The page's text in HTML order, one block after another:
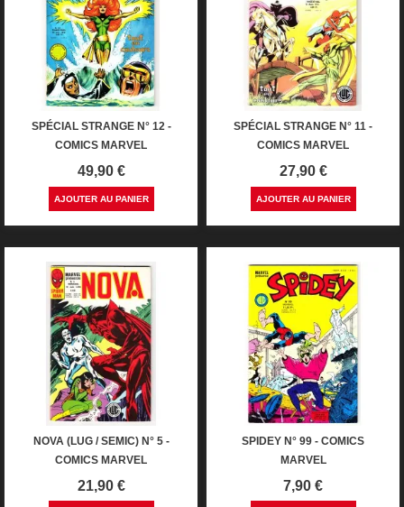
SPÉCIAL STRANGE N° 12 -
COMICS MARVEL
Prix
49,90 €
AJOUTER AU PANIER
SPÉCIAL STRANGE N° 11 -
COMICS MARVEL
Prix
27,90 €
AJOUTER AU PANIER
NOVA (LUG / SEMIC) N° 5 -
COMICS MARVEL
Prix
21,90 €
SPIDEY N° 99 - COMICS
MARVEL
Prix
7,90 €